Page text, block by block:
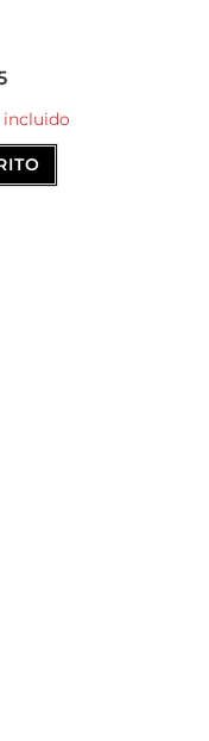
incluido